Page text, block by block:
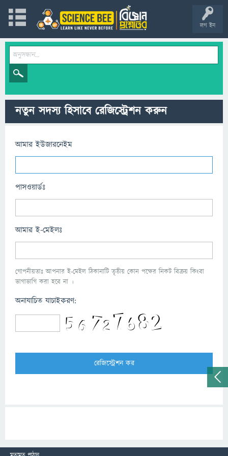
লগ ইন
নতুন সদস্য হিসাবে রেজিস্ট্রেশন করুন
আমার ইউজারনেইম
পাসওয়ার্ডঃ
আমার ই-মেইলঃ
গোপনীয়তাঃ আপনার ই-মেইল ঠিকানাটি তৃতীয় কোন পক্ষের নিকট বিক্রয় কিংবা
ভাগাভাগি করা হবে না ।
অনাযাচিত যাচাইকরণ: